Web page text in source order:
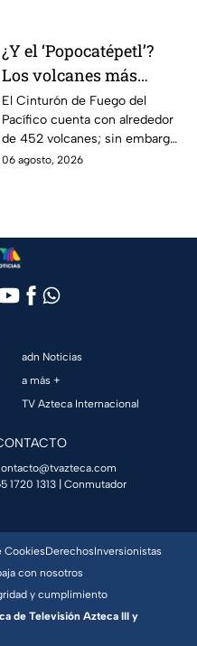
¿Y el ‘Popocatépetl’?
Los volcanes más
activos del Cinturón de
Fuego
El Cinturón de Fuego del
Pacífico cuenta con alrededor
de 452 volcanes; sin embargo,
solo algunos de ellos presentan
06 agosto, 2026
adn Noticias
a más +
TV Azteca Internacional
1720 1313 | Conmutador
CookiesDerechosInversionistas
con nosotros
y cumplimiento
de Televisión Azteca III y